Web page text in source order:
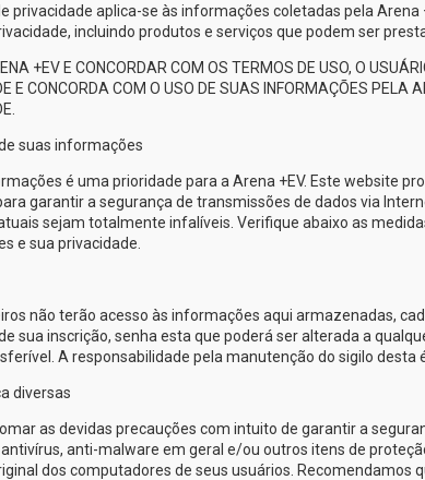
privacidade aplica-se às informações coletadas pela Arena
incluindo produtos e serviços que podem ser
+EV E CONCORDAR COM OS TERMOS DE USO, O
E CONCORDA COM O USO DE SUAS INFORMAÇÕES PELA
suas informações
é uma prioridade para a Arena +EV. Este website
garantir a segurança de transmissões de dados via
sejam totalmente infalíveis. Verifique abaixo as
e sua privacidade.
não terão acesso às informações aqui armazenadas,
sua inscrição, senha esta que poderá ser alterada a
A responsabilidade pela manutenção do sigilo desta
diversas
as devidas precauções com intuito de garantir a
anti-malware em geral e/ou outros itens de
dos computadores de seus usuários. Recomendamos